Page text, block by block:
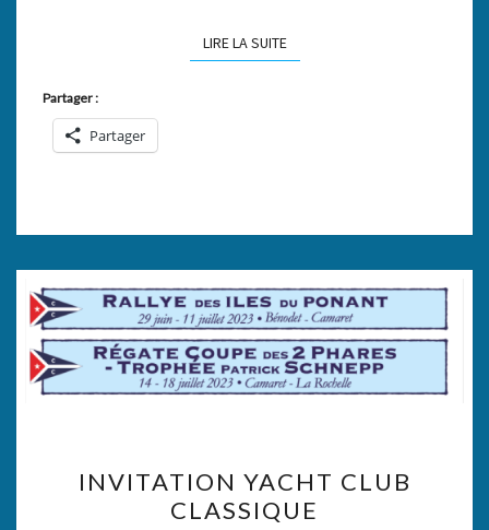
LIRE LA SUITELIRE LA SUITE
Partager :
Partager
YACHT
CLUB
INVITATION YACHT CLUB
CLASSIQUE